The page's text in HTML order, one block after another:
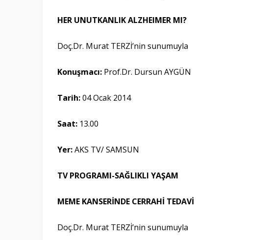
HER UNUTKANLIK ALZHEIMER MI?
Doç.Dr. Murat TERZİ’nin sunumuyla
Konuşmacı: Prof.Dr. Dursun AYGÜN
Tarih:04 Ocak 2014
Saat: 13.00
Yer:AKS TV/ SAMSUN
TV PROGRAMI-SAĞLIKLI YAŞAM
MEME KANSERİNDE CERRAHİ TEDAVİ
Doç.Dr. Murat TERZİ’nin sunumuyla